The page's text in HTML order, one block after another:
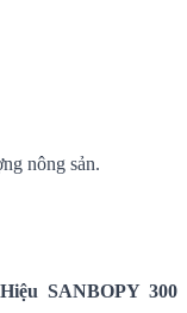
nông sản.
SANBOPY 300